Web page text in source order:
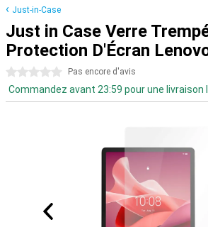
Just-in-Case
Just in Case Verre
Protection D'Écran
0 étoiles Pas encore d'avis
Commandez avant 23:59 pour une livraison